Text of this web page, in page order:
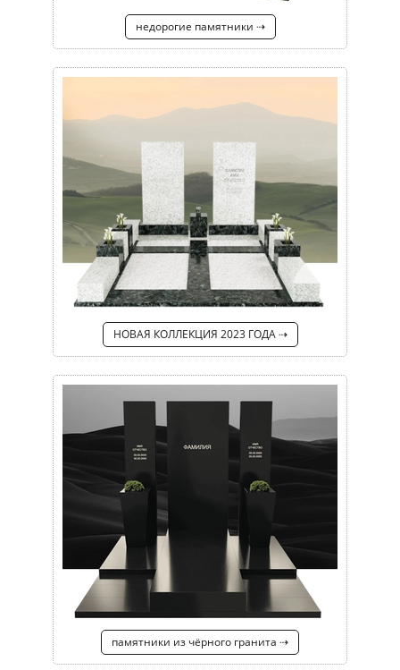
недорогие памятники ⇢
НОВАЯ КОЛЛЕКЦИЯ 2023 ГОДА ⇢
памятники из чёрного гранита ⇢